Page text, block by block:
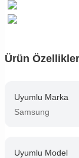
Ürün
Uyumlu Marka
Samsung
Uyumlu Model